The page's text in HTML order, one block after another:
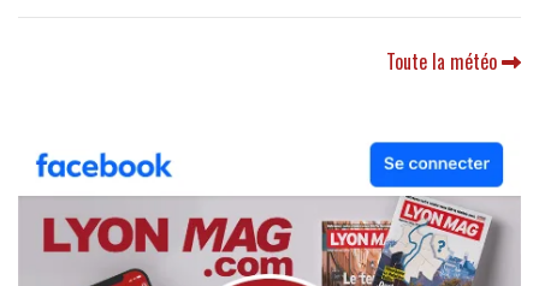
Toute la météo